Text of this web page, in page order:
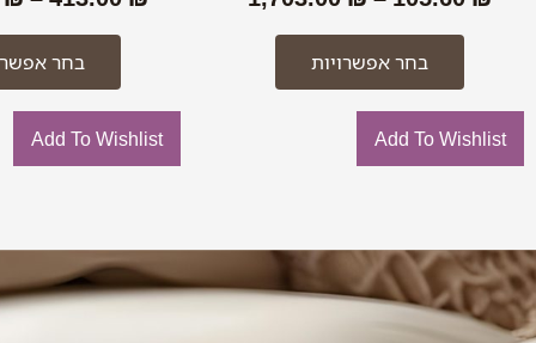
בחר אפשרויות
Add To Wishlist
בחר
Add To Wishlist